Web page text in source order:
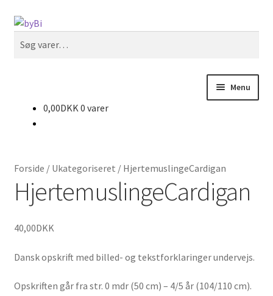
Spring
navigation
Spring
indhold
efter:
Søg
Menu
Cart
0,00DKK 0 varer
Forside / Ukategoriseret / HjertemuslingeCardigan
HjertemuslingeCardigan
40,00DKK
Dansk opskrift med billed- og tekstforklaringer undervejs.
Opskriften går fra str. 0 mdr (50 cm) – 4/5 år (104/110 cm).